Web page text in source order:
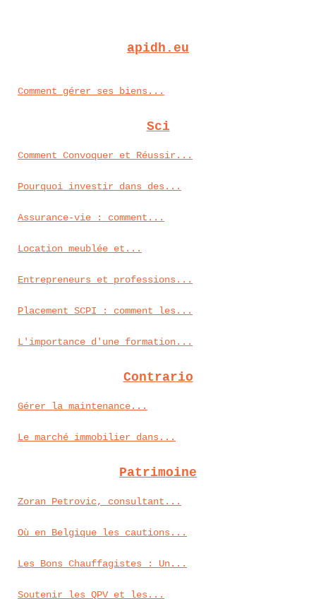
apidh.eu
Comment gérer ses biens...
Sci
Comment Convoquer et Réussir...
Pourquoi investir dans des...
Assurance-vie : comment...
Location meublée et...
Entrepreneurs et professions...
Placement SCPI : comment les...
L'importance d'une formation...
Contrario
Gérer la maintenance...
Le marché immobilier dans...
Patrimoine
Zoran Petrovic, consultant...
Où en Belgique les cautions...
Les Bons Chauffagistes : Un...
Soutenir les QPV et les...